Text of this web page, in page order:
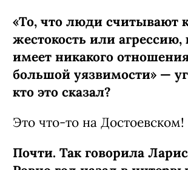
«То, что люди считывают
жестокость или агрессию,
имеет никакого
большой уязвимости» —
кто это сказал?
Это что-то на Достоевском!
Почти. Так говорила